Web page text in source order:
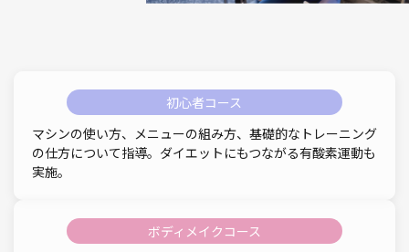
初心者コース
マシンの使い方、メニューの組み方、基礎的なトレーニング
の仕方について指導。ダイエットにもつながる有酸素運動も
実施。
ボディメイクコース